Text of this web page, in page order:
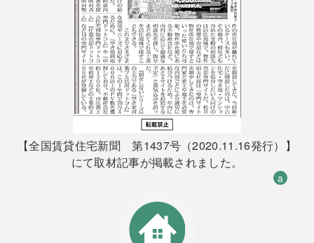
【全国賃貸住宅新聞 第1437号（2020.11.16発行）】
にて取材記事が掲載されました。
a